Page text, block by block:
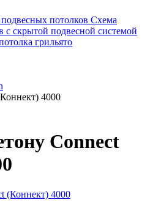
потолков Схема
с скрытой подвесной системой
грильято
4000
Connect